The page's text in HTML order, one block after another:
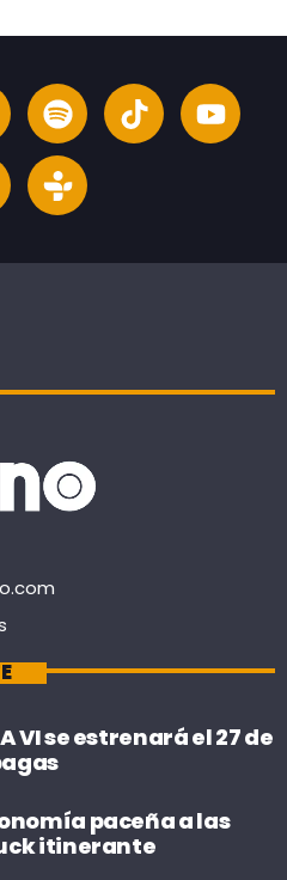
VI se estrenará el 27 de
paceña a las
itinerante